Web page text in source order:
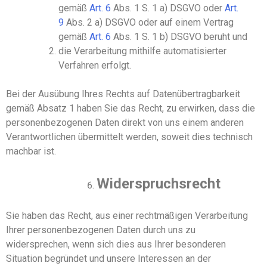
gemäß Art. 6 Abs. 1 S. 1 a) DSGVO oder Art.
9 Abs. 2 a) DSGVO oder auf einem Vertrag
gemäß Art. 6 Abs. 1 S. 1 b) DSGVO beruht und
die Verarbeitung mithilfe automatisierter
Verfahren erfolgt.
Bei der Ausübung Ihres Rechts auf Datenübertragbarkeit
gemäß Absatz 1 haben Sie das Recht, zu erwirken, dass die
personenbezogenen Daten direkt von uns einem anderen
Verantwortlichen übermittelt werden, soweit dies technisch
machbar ist.
Widerspruchsrecht
Sie haben das Recht, aus einer rechtmäßigen Verarbeitung
Ihrer personenbezogenen Daten durch uns zu
widersprechen, wenn sich dies aus Ihrer besonderen
Situation begründet und unsere Interessen an der